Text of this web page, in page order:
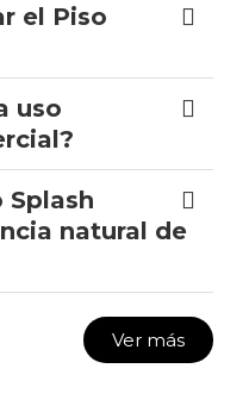
el Piso
uso
Splash
natural de
Ver más